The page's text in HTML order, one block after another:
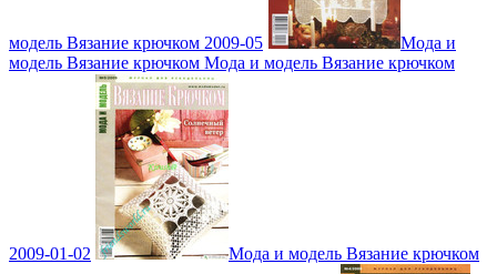
модель Вязание крючком 2009-05
Мода и
модель Вязание крючком Мода и модель Вязание крючком
2009-01-02 Мода и модель Вязание крючком